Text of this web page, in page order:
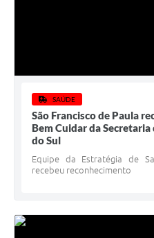
SAÚDE
São Francisco de Paula
Bem Cuidar da
do Sul
Equipe da Estratégia de
recebeu reconhecimento